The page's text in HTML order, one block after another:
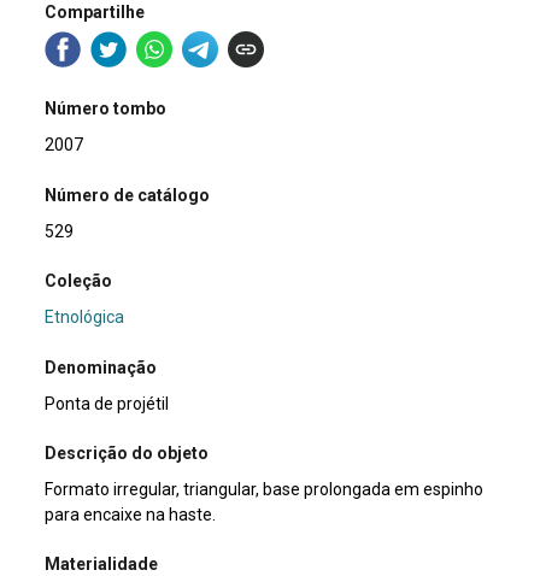
Compartilhe
Número tombo
2007
Número de catálogo
529
Coleção
Etnológica
Denominação
Ponta de projétil
Descrição do objeto
Formato irregular, triangular, base prolongada em espinho
para encaixe na haste.
Materialidade